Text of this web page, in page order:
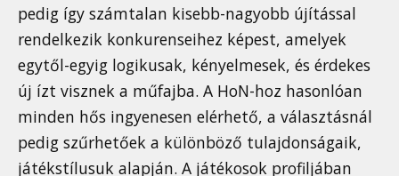
pedig így számtalan kisebb-nagyobb újítással
rendelkezik konkurenseihez képest, amelyek
egytől-egyig logikusak, kényelmesek, és érdekes
új ízt visznek a műfajba. A HoN-hoz hasonlóan
minden hős ingyenesen elérhető, a választásnál
pedig szűrhetőek a különböző tulajdonságaik,
játékstílusuk alapján. A játékosok profiljában